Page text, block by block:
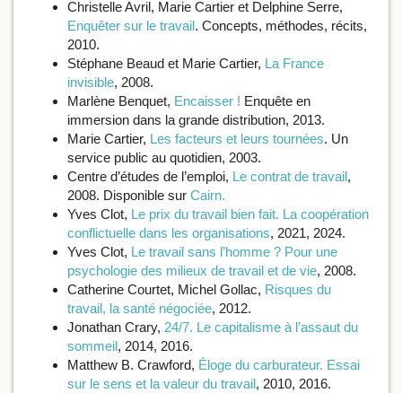
Christelle Avril, Marie Cartier et Delphine Serre,
Enquêter sur le travail. Concepts, méthodes, récits,
2010.
Stéphane Beaud et Marie Cartier, La France
invisible, 2008.
Marlène Benquet, Encaisser ! Enquête en
immersion dans la grande distribution, 2013.
Marie Cartier, Les facteurs et leurs tournées. Un
service public au quotidien, 2003.
Centre d’études de l’emploi, Le contrat de travail,
2008. Disponible sur Cairn.
Yves Clot, Le prix du travail bien fait. La coopération
conflictuelle dans les organisations, 2021, 2024.
Yves Clot, Le travail sans l’homme ? Pour une
psychologie des milieux de travail et de vie, 2008.
Catherine Courtet, Michel Gollac, Risques du
travail, la santé négociée, 2012.
Jonathan Crary, 24/7. Le capitalisme à l’assaut du
sommeil, 2014, 2016.
Matthew B. Crawford, Éloge du carburateur. Essai
sur le sens et la valeur du travail, 2010, 2016.